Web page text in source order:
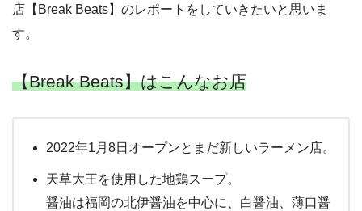
店【Break Beats】のレポートをしていきたいと思いま
す。
【Break Beats】はこんなお店
2022年1月8日オープンとまだ新しいラーメン店。
天草大王を使用した地鶏スープ。
醤油は福岡の北伊醤油を中心に、白醤油、薄口醤